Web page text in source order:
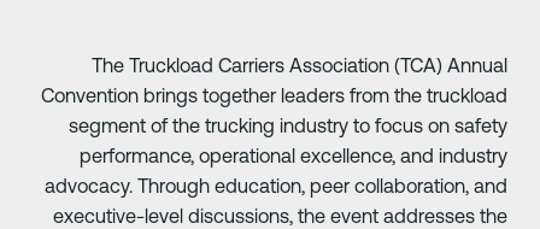
The Truckload Carriers Association (TCA)
Convention brings together leaders from the
segment of the trucking industry to focus on
performance, operational excellence, and
advocacy. Through education, peer collaboration,
executive-level discussions, the event addresses